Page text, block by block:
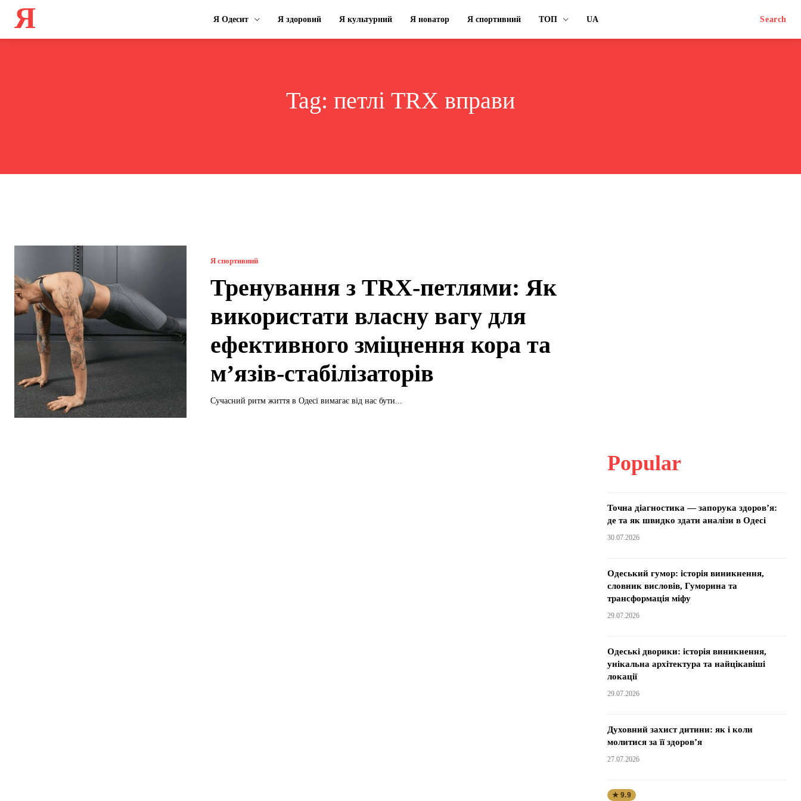
Я Я Одесит Я здоровий Я культурний Я новатор Я спортивний ТОП UA Search
Tag: петлі TRX вправи
Я спортивний
Тренування з TRX-петлями: Як
використати власну вагу для
ефективного зміцнення кора та
м’язів-стабілізаторів
Сучасний ритм життя в Одесі вимагає від нас бути...
Popular
Точна діагностика — запорука здоров’я:
де та як швидко здати аналізи в Одесі
30.07.2026
Одеський гумор: історія виникнення,
словник висловів, Гуморина та
трансформація міфу
29.07.2026
Одеські дворики: історія виникнення,
унікальна архітектура та найцікавіші
локації
29.07.2026
Духовний захист дитини: як і коли
молитися за її здоров’я
27.07.2026
★ 9.9